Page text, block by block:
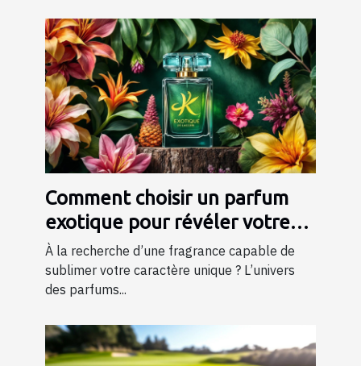
Comment choisir un parfum
exotique pour révéler votre
personnalité?
À la recherche d’une fragrance capable de
sublimer votre caractère unique ? L’univers
des parfums...